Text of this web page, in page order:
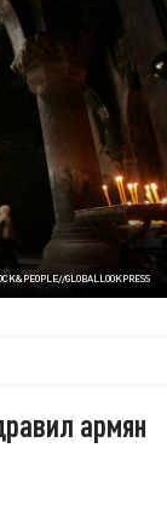
GLOBALLOOKPRESS
армян